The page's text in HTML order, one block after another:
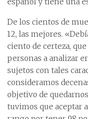
De los cientos de
12, las mejores.
ciento de certeza,
personas a analizar
sujetos con tales
consideramos
objetivo de
tuvimos que aceptar